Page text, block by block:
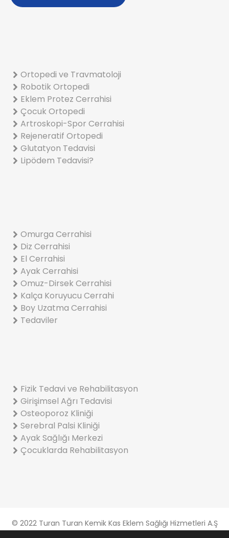
Ortopedi ve Travmatoloji
Robotik Ortopedi
Eklem Protez Cerrahisi
Çocuk Ortopedi
Artroskopi-Spor Cerrahisi
Rejeneratif Ortopedi
Glutatyon Tedavisi
Lipödem Tedavisi?
Omurga Cerrahisi
Diz Cerrahisi
El Cerrahisi
Ayak Cerrahisi
Omuz-Dirsek Cerrahisi
Kalça Koruyucu Cerrahi
Boy Uzatma Cerrahisi
Tedaviler
Fizik Tedavi ve Rehabilitasyon
Girişimsel Ağrı Tedavisi
Osteoporoz Kliniği
Serebral Palsi Kliniği
Ayak Sağlığı Merkezi
Çocuklarda Rehabilitasyon
© 2022 Turan Turan Kemik Kas Eklem Sağlığı Hizmetleri A.Ş
Gizlilik Ve Çerez Politikası